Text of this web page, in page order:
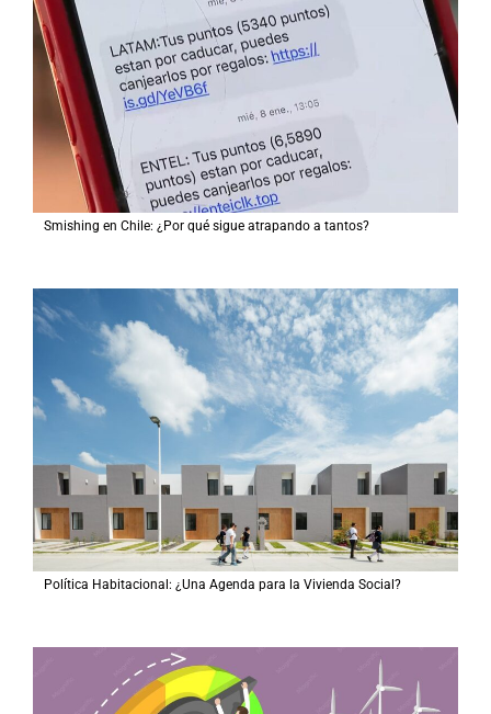
Smishing en Chile: ¿Por qué sigue atrapando a tantos?
Política Habitacional: ¿Una Agenda para la Vivienda Social?